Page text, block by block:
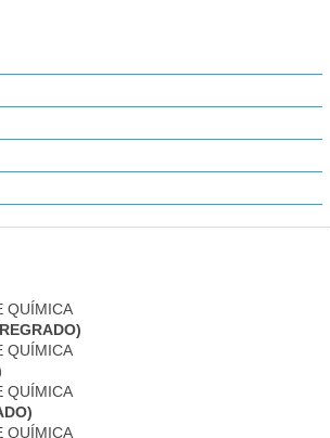
QUÍMICA
QUÍMICA
QUÍMICA
QUÍMICA